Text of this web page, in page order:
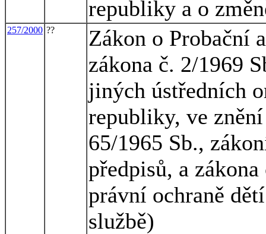
republiky a o
257/2000 ??
Zákon o Probační
zákona č. 2/1969
jiných ústředních
republiky, ve
65/1965 Sb.,
předpisů, a
právní ochraně
službě)